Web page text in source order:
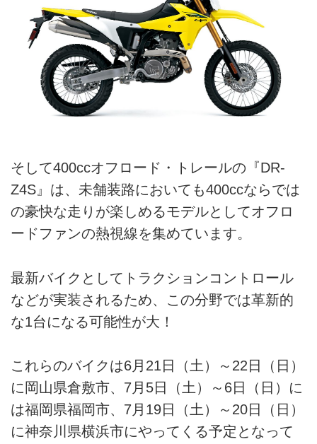
そして400ccオフロード・トレールの『DR-
Z4S』は、未舗装路においても400ccならでは
の豪快な走りが楽しめるモデルとしてオフロ
ードファンの熱視線を集めています。
最新バイクとしてトラクションコントロール
などが実装されるため、この分野では革新的
な1台になる可能性が大！
これらのバイクは6月21日（土）～22日（日）
に岡山県倉敷市、7月5日（土）～6日（日）に
は福岡県福岡市、7月19日（土）～20日（日）
に神奈川県横浜市にやってくる予定となって